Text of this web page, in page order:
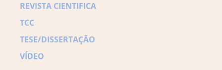
REVISTA CIENTIFICA
TCC
TESE/DISSERTAÇÃO
VÍDEO